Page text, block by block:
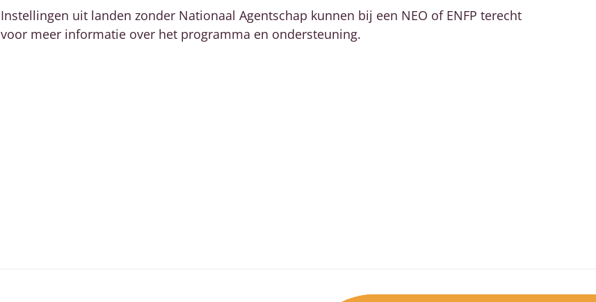
Instellingen uit landen zonder Nationaal Agentschap kunnen bij een NEO of ENFP terecht
voor meer informatie over het programma en ondersteuning.